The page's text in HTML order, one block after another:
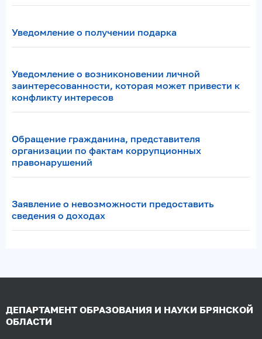
Уведомление о получении подарка
Уведомление о возниконовении личной
заинтересованности, которая может привести к
конфликту интересов
Обращение гражданина, представителя
организации по фактам коррупционных
правонарушений
Заявление о невозможности предоставить
сведения о доходах
ДЕПАРТАМЕНТ ОБРАЗОВАНИЯ И НАУКИ БРЯНСКОЙ
ОБЛАСТИ